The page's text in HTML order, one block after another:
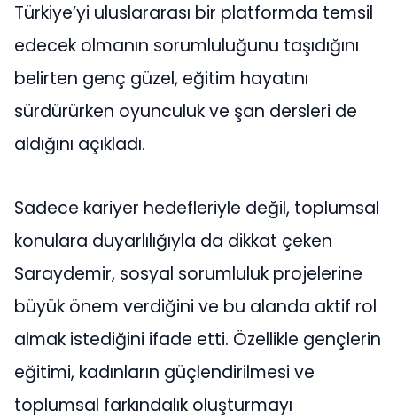
Türkiye’yi uluslararası bir platformda temsil
edecek olmanın sorumluluğunu taşıdığını
belirten genç güzel, eğitim hayatını
sürdürürken oyunculuk ve şan dersleri de
aldığını açıkladı.
Sadece kariyer hedefleriyle değil, toplumsal
konulara duyarlılığıyla da dikkat çeken
Saraydemir, sosyal sorumluluk projelerine
büyük önem verdiğini ve bu alanda aktif rol
almak istediğini ifade etti. Özellikle gençlerin
eğitimi, kadınların güçlendirilmesi ve
toplumsal farkındalık oluşturmayı